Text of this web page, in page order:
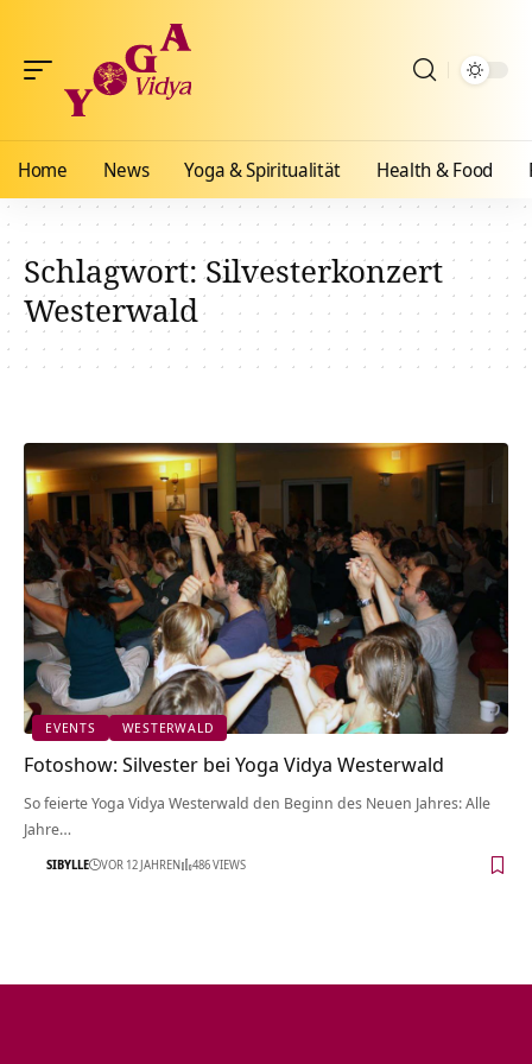
Home News Yoga & Spiritualität Health & Food
Schlagwort:Silvesterkonzert
Westerwald
EVENTS WESTERWALD
Fotoshow: Silvester bei Yoga Vidya Westerwald
So feierte Yoga Vidya Westerwald den Beginn des Neuen Jahres: Alle
Jahre…
SIBYLLE VOR 12 JAHREN 486 VIEWS